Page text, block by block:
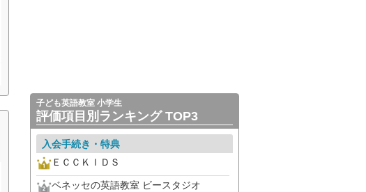
子ども英語教室 小学生
評価項目別ランキング TOP3
入会手続き・特典
ＥＣＣＫＩＤＳ
ベネッセの英語教室 ビースタジオ